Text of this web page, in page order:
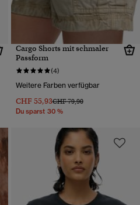
Cargo Shorts mit schmaler
Passform
(4)
Weitere Farben verfügbar
CHF 55,93Preis wurde reduziert von
CHF 79,90bis
Du sparst 30 %